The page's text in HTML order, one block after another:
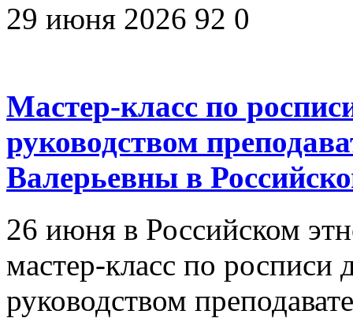
29 июня 2026 92 0
Мастер-класс по
руководством
Валерьевны в
26 июня в Российском
мастер-класс по
руководством